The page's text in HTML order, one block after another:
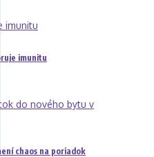
imunitu
chaos na poriadok